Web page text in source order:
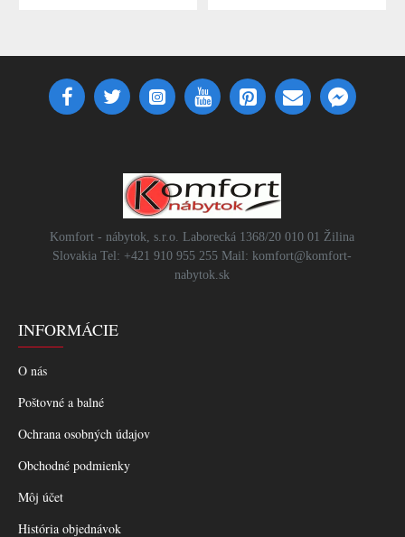
Komfort - nábytok, s.r.o. Laborecká 1368/20 010 01 Žilina
Slovakia Tel: +421 910 955 255 Mail: komfort@komfort-
nabytok.sk
INFORMÁCIE
O nás
Poštovné a balné
Ochrana osobných údajov
Obchodné podmienky
Môj účet
História objednávok